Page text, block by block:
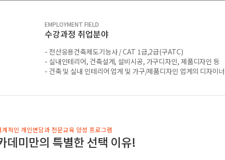
EMPLOYMENT FIELD
수강과정 취업분야
- 전산응용건축제도기능사 / CAT 1급,2급(구ATC)
- 실내인테리어, 건축설계, 설비시공, 가구디자인, 제품디자인 등
- 건축 및 실내 인테리어 업계 및 가구/제품디자인 업계의 디자이너
적인 개인면담과 전문교육 양성 프로그램
데미만의 특별한 선택 이유!